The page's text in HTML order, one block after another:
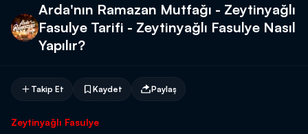
Arda'nın Ramazan Mutfağı - Zeytinyağlı
Fasulye Tarifi - Zeytinyağlı Fasulye Nasıl
Yapılır?
Takip Et Kaydet Paylaş
Zeytinyağlı Fasulye